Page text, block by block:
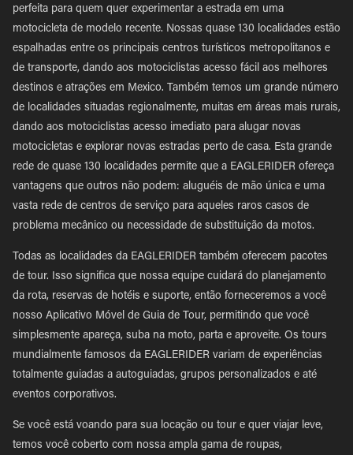
perfeita para quem quer experimentar a estrada em uma
motocicleta de modelo recente. Nossas quase 130 localidades estão
espalhadas entre os principais centros turísticos metropolitanos e
de transporte, dando aos motociclistas acesso fácil aos melhores
destinos e atrações em Mexico. Também temos um grande número
de localidades situadas regionalmente, muitas em áreas mais rurais,
dando aos motociclistas acesso imediato para alugar novas
motocicletas e explorar novas estradas perto de casa. Esta grande
rede de quase 130 localidades permite que a EAGLERIDER ofereça
vantagens que outros não podem: aluguéis de mão única e uma
vasta rede de centros de serviço para aqueles raros casos de
problema mecânico ou necessidade de substituição da motos.
Todas as localidades da EAGLERIDER também oferecem pacotes
de tour. Isso significa que nossa equipe cuidará do planejamento
da rota, reservas de hotéis e suporte, então forneceremos a você
nosso Aplicativo Móvel de Guia de Tour, permitindo que você
simplesmente apareça, suba na moto, parta e aproveite. Os tours
mundialmente famosos da EAGLERIDER variam de experiências
totalmente guiadas a autoguiadas, grupos personalizados e até
eventos corporativos.
Se você está voando para sua locação ou tour e quer viajar leve,
temos você coberto com nossa ampla gama de roupas,